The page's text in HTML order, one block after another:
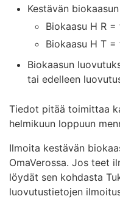
Kestävän
Biokaasu H R
Biokaasu H T
Biokaasun
tai edelleen
Tiedot pitää toimittaa
helmikuun loppuun
Ilmoita kestävän
OmaVerossa. Jos teet
löydät sen kohdasta
luovutustietojen